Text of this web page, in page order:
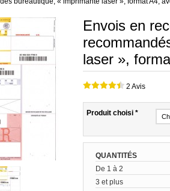
Envois en
laser »,
2 Avis
Produit choisi *
QUANTITÉS
De 1 à 2
3 et plus